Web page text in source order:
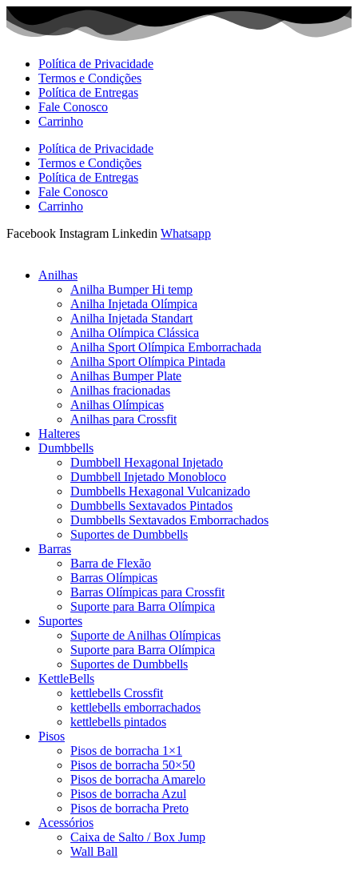
Ir
para
Política de Privacidade
Termos e Condições
Política de Entregas
Fale Conosco
Carrinho
Política de Privacidade
Termos e Condições
Política de Entregas
Fale Conosco
Carrinho
Facebook Instagram Linkedin Whatsapp
Anilhas
Anilha Bumper Hi temp
Anilha Injetada Olímpica
Anilha Injetada Standart
Anilha Olímpica Clássica
Anilha Sport Olímpica Emborrachada
Anilha Sport Olímpica Pintada
Anilhas Bumper Plate
Anilhas fracionadas
Anilhas Olímpicas
Anilhas para Crossfit
Halteres
Dumbbells
Dumbbell Hexagonal Injetado
Dumbbell Injetado Monobloco
Dumbbells Hexagonal Vulcanizado
Dumbbells Sextavados Pintados
Dumbbells Sextavados Emborrachados
Suportes de Dumbbells
Barras
Barra de Flexão
Barras Olímpicas
Barras Olímpicas para Crossfit
Suporte para Barra Olímpica
Suportes
Suporte de Anilhas Olímpicas
Suporte para Barra Olímpica
Suportes de Dumbbells
KettleBells
kettlebells Crossfit
kettlebells emborrachados
kettlebells pintados
Pisos
Pisos de borracha 1×1
Pisos de borracha 50×50
Pisos de borracha Amarelo
Pisos de borracha Azul
Pisos de borracha Preto
Acessórios
Caixa de Salto / Box Jump
Wall Ball